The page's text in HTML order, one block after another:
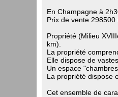
En Champagne à
Prix de vente
Propriété (Milieu
km).
La propriété
Elle dispose de
Un espace
La propriété dispose
Cet ensemble de